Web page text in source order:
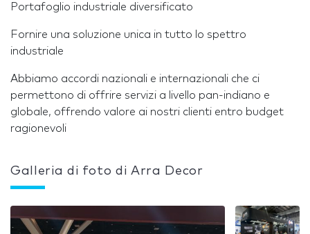
Portafoglio industriale diversificato
Fornire una soluzione unica in tutto lo spettro
industriale
Abbiamo accordi nazionali e internazionali che ci
permettono di offrire servizi a livello pan-indiano e
globale, offrendo valore ai nostri clienti entro budget
ragionevoli
Galleria di foto di Arra Decor